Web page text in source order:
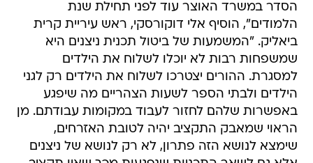
הסדר במשרד האוצר עוד לפני תחילת שנת
הלמודים", הוסיף אלי דוקורסקי, ראש עיריית קרית
ביאליק. "המשמעות של ביטול תכנית ניצנים היא
שמשפחות רבות לא יוכלו לשלוח את הילדים
למסגרת. ההורים יצטרכו לשלוח את הילדים רק לגני
הילדים ולבתי הספר לשעות הצהריים מה שיפגע
באפשרות שלהם לחזור לעבוד במקומות עבודתם. מן
הראוי שמאבק התקציב יהיה לטובת האזרחים,
שימצא לנושא הזה פתרון, לא רק לנושא של ניצנים